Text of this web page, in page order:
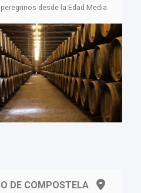
desde la Edad Media.
DE COMPOSTELA